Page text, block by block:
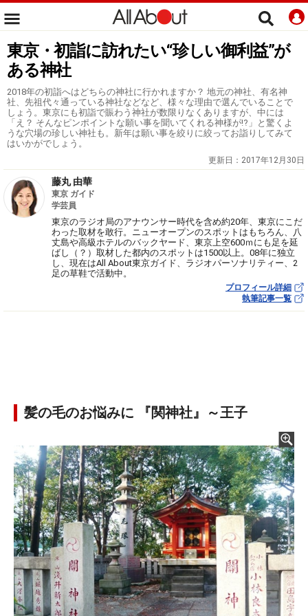
東京・初詣に訪れたい“珍しい御利益”が
ある神社
2018年の初詣へはどちらの神社に行かれますか？ 地元の神社、有名神
社、先祖代々通っている神社などなど、様々な理由で選んでいることで
しょう。東京にも初詣で賑わう神社が数限りなくありますが、中には
「え？ そんなピンポイントな願い事を聞いてくれる神様が!?」と驚くよ
うな穴場の珍しい神社も。新年は願い事を絞りに絞ってお詣りしてみて
はいかがでしょう。
更新日： 2017年12月30日
藤丸 由華
東京 ガイド
学芸員
東京のラジオ局のアナウンサー時代を含め約20年、東京にこだ
わった取材を敢行。ニューオープンのスポットはもちろん、八
丈島や高級ホテルのバックヤード、東京上空600ｍにも足を延
ばし（？）取材した都内のスポットは1500以上。08年に独立
し、現在はAll About東京ガイド、ラジオパーソナリティー、2
足の草鞋で活動中。
プロフィール詳細
執筆記事一覧
髪の毛のお悩みに 『関神社』～王子